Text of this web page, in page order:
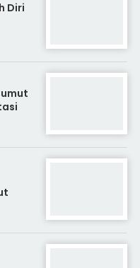
Diri